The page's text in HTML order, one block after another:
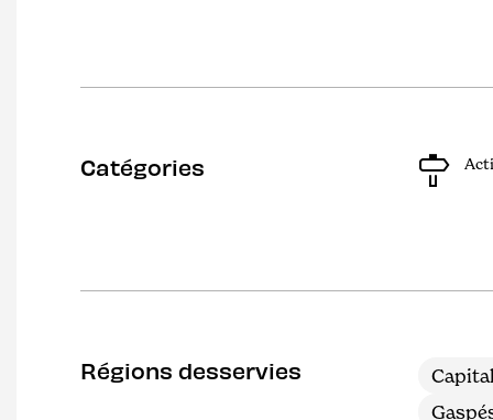
Catégories
Régions desservies